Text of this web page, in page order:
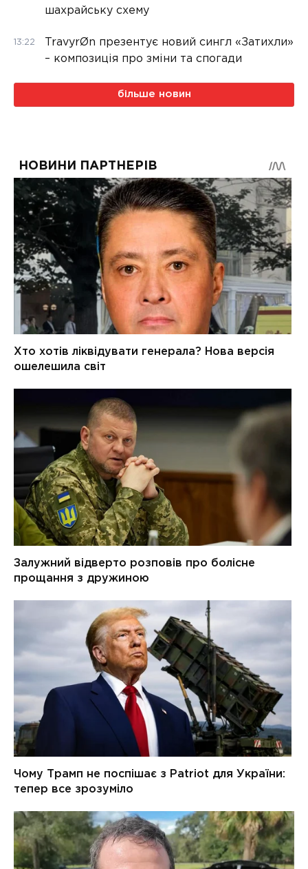
шахрайську схему
13:22
TravyrØn презентує новий сингл «Затихли»
– композиція про зміни та спогади
більше новин